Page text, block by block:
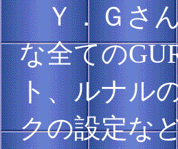
Ｙ．Ｇさん
な全ての
ト、ルナル
クの設定な